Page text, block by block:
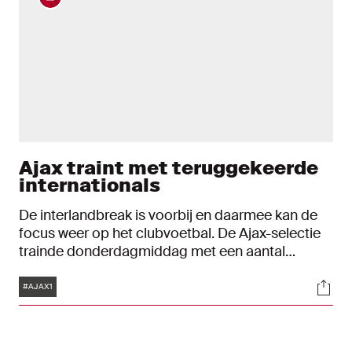
Ajax traint met teruggekeerde
internationals
De interlandbreak is voorbij en daarmee kan de
focus weer op het clubvoetbal. De Ajax-selectie
trainde donderdagmiddag met een aantal
ArenA.
Tags
#AJAX1